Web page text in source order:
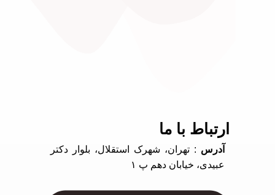
ارتباط با ما
آدرس : تهران، شهرک استقلال، بلوار دکتر
عبیدی، خیابان دهم پ ۱